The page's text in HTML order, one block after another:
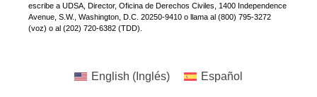
escribe a UDSA, Director, Oficina de Derechos Civiles, 1400 Independence
Avenue, S.W., Washington, D.C. 20250-9410 o llama al (800) 795-3272
(voz) o al (202) 720-6382 (TDD).
English ( Inglés) Español